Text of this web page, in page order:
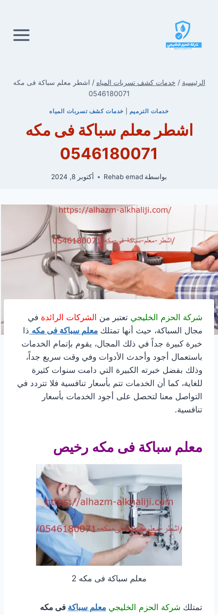
الرئيسية / خدمات كشف تسربات المياه / اشطر معلم سباكة فى مكه
0546180071
خدمات الترميم خدمات كشف تسربات المياه
اشطر معلم سباكة فى مكه
0546180071
بواسطة Rehab emad أكتوبر 8, 2024
شركة الحزم الخليجي تعتبر من الشركات الرائدة في
مجال السباكة، حيث أنها تمتلك معلم سباكة فى مكه ذا
خبرة كبيرة جداً في ذلك المجال، يقوم بإتمام الخدمات
باستعمال أجود وأحدث الأدوات وفي وقت سريع جداً،
وذلك بفضل خبرته الكبيرة التي دامت سنوات كثيرة
للغاية، كما أن الخدمات تتم بأسعار تنافسية فلا تتردد في
التواصل معنا لتحصل على أجود الخدمات بأسعار
تنافسية.
معلم سباكة فى مكه رخيص
معلم سباكة فى مكه 2
تمتلك شركة الحزم الخليجي معلم سباكة فى مكه